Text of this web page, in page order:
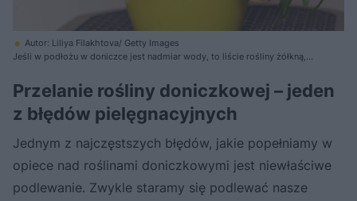
Autor: Liliya Filakhtova/ Getty Images
Jeśli w podłożu w doniczce jest nadmiar wody, to liście rośliny żółkną,
Przelanie rośliny doniczkowej – jeden
z błędów pielęgnacyjnych
Jednym z najczęstszych błędów, jakie popełniamy w
opiece nad roślinami doniczkowymi jest niewłaściwe
podlewanie. Zwykle staramy się podlewać nasze